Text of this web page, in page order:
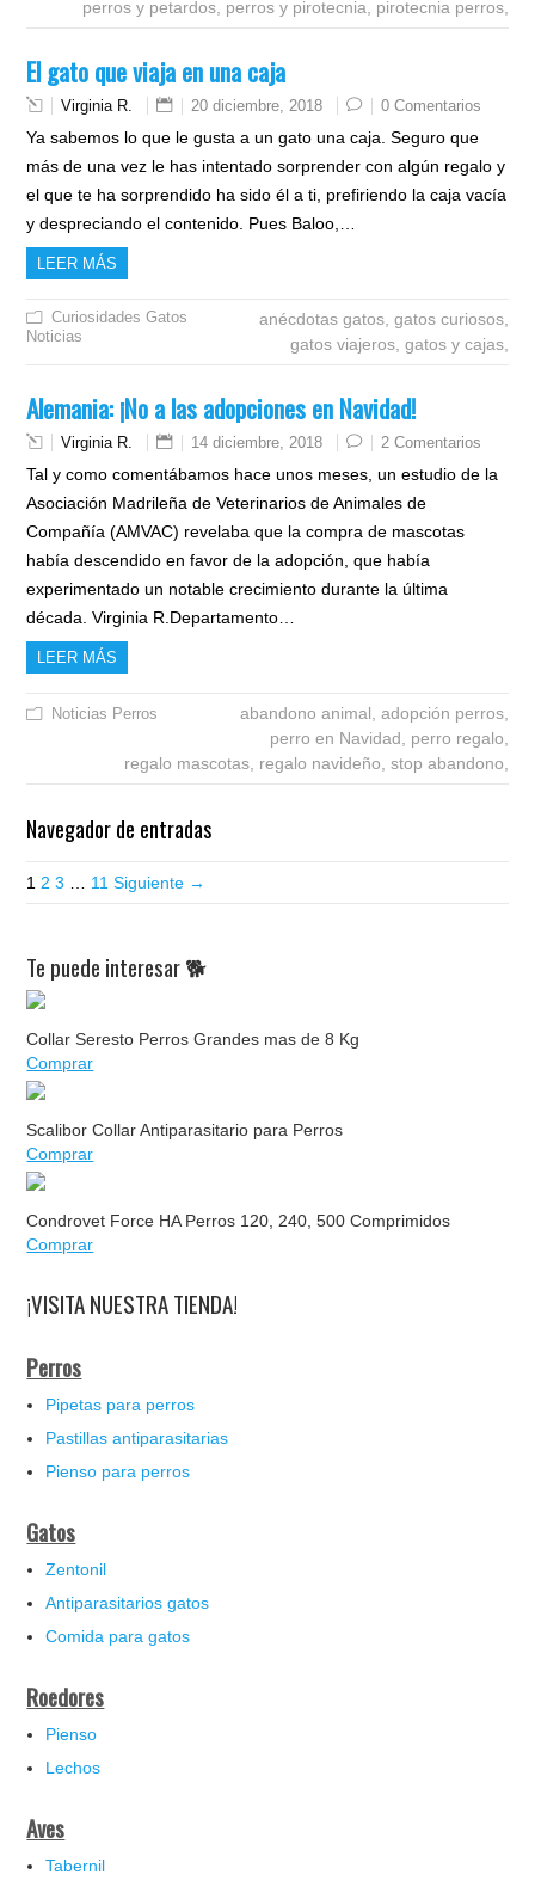
perros y petardos, perros y pirotecnia, pirotecnia perros,
El gato que viaja en una caja
Virginia R. 20 diciembre, 2018 0 Comentarios
Ya sabemos lo que le gusta a un gato una caja. Seguro que
más de una vez le has intentado sorprender con algún regalo y
el que te ha sorprendido ha sido él a ti, prefiriendo la caja vacía
y despreciando el contenido. Pues Baloo,…
LEER MÁS
Curiosidades Gatos
Noticias
anécdotas gatos, gatos curiosos,
gatos viajeros, gatos y cajas,
Alemania: ¡No a las adopciones en Navidad!
Virginia R. 14 diciembre, 2018 2 Comentarios
Tal y como comentábamos hace unos meses, un estudio de la
Asociación Madrileña de Veterinarios de Animales de
Compañía (AMVAC) revelaba que la compra de mascotas
había descendido en favor de la adopción, que había
experimentado un notable crecimiento durante la última
década. Virginia R.Departamento…
LEER MÁS
Noticias Perros abandono animal, adopción perros,
perro en Navidad,
perro regalo,
regalo mascotas, regalo navideño, stop abandono,
Navegador de entradas
1 2 3 11 Siguiente →
Te puede interesar 🐕
Collar Seresto Perros Grandes mas de 8 Kg
Comprar
Scalibor Collar Antiparasitario para Perros
Comprar
Condrovet Force HA Perros 120, 240, 500 Comprimidos
Comprar
¡VISITA NUESTRA TIENDA!
Perros
Pipetas para perros
Pastillas antiparasitarias
Pienso para perros
Gatos
Zentonil
Antiparasitarios gatos
Comida para gatos
Roedores
Pienso
Lechos
Aves
Tabernil